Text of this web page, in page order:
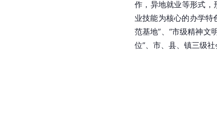
作，异地就业等形式，
业技能为核心的办学特
范基地”、“市级精神文
位”、市、县、镇三级